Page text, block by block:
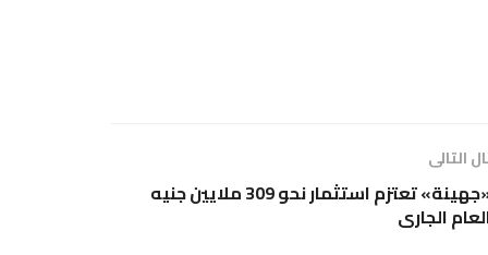
التالى
«جهينة» تعتزم استثمار نحو 309 ملايين جنيه
الجارى